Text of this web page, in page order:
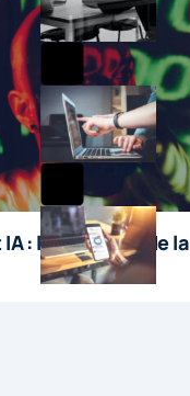
: le paradoxe de la